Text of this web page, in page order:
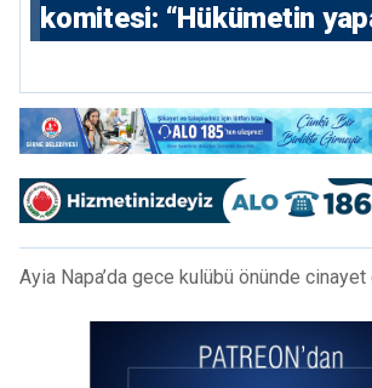
komitesi: “Hükümetin
Ayia Napa’da gece kulübü önünde